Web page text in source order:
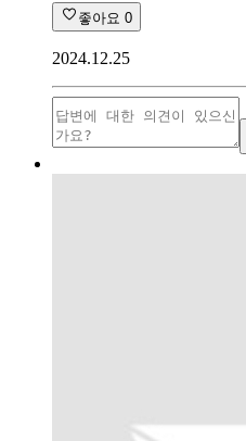
좋아요 0
2024.12.25